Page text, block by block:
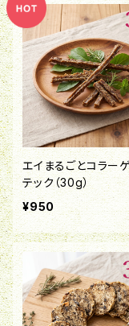
エイまるごとコラー
テック（30g）
¥950